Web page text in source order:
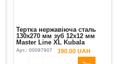
Тертка нержавіюча сталь
130х270 мм зуб 12х12 мм
Master Line XL Kubala
Арт.: 00097907 390.00 UAH